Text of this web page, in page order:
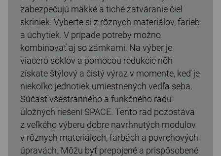
zabezpečujú mäkké a tiché zatváranie čiel
skriniek. Vyberte si z rôznych materiálov, farieb
a úchytiek. V prípade potreby možno
kombinovať aj so zámkami. Na výber je
viacero soklov a pomocou redukcie nôh
získate štýlový a čistý výraz v momente, keď je
niekoľko jednotiek umiestnených vedľa seba.
Súčasť všestranného a funkčného radu
úložných riešení SPACE. Tento rad pozostáva
z veľkého výberu dobre navrhnutých modulov
v rôznych materiáloch, farbách a povrchových
úpravách. Môžu byť prepojené a prispôsobené